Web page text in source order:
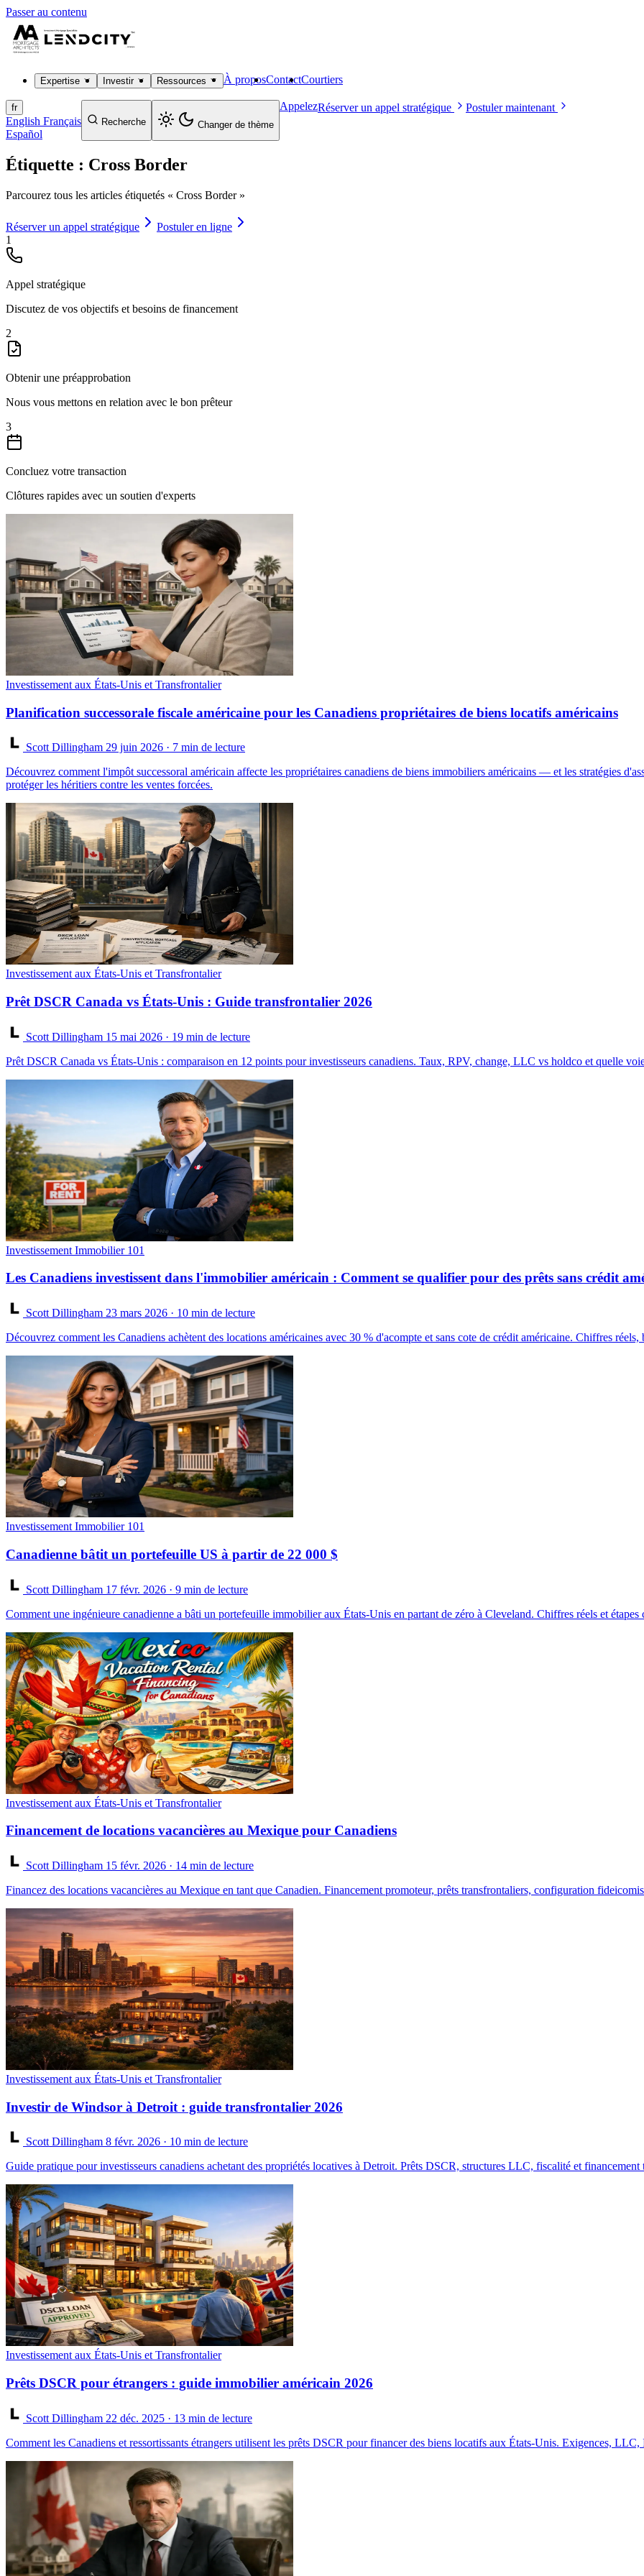
Passer au contenu
Expertise Investir Ressources À proposContactCourtiers
fr
English Français
Español
Recherche Changer de thème
AppelezRéserver un appel stratégique Postuler maintenant
Étiquette : Cross Border
Parcourez tous les articles étiquetés « Cross Border »
Réserver un appel stratégique
Postuler en ligne
1
Appel stratégique
Discutez de vos objectifs et besoins de financement
2
Obtenir une préapprobation
Nous vous mettons en relation avec le bon prêteur
3
Concluez votre transaction
Clôtures rapides avec un soutien d'experts
Investissement aux États-Unis et Transfrontalier
Planification successorale fiscale américaine pour les Canadiens propriétaires de biens locatifs américains
Scott Dillingham 29 juin 2026 · 7 min de lecture
Découvrez comment l'impôt successoral américain affecte les propriétaires canadiens de biens immobiliers américains — et les stratégies
protéger les héritiers contre les ventes forcées.
Investissement aux États-Unis et Transfrontalier
Prêt DSCR Canada vs États-Unis : Guide transfrontalier 2026
Scott Dillingham 15 mai 2026 · 19 min de lecture
Prêt DSCR Canada vs États-Unis : comparaison en 12 points pour investisseurs canadiens. Taux, RPV, change, LLC vs holdco et quelle
Investissement Immobilier 101
Les Canadiens investissent dans l'immobilier américain : Comment se qualifier pour des prêts sans crédit
Scott Dillingham 23 mars 2026 · 10 min de lecture
Découvrez comment les Canadiens achètent des locations américaines avec 30 % d'acompte et sans cote de crédit américaine. Chiffres réels,
Investissement Immobilier 101
Canadienne bâtit un portefeuille US à partir de 22 000 $
Scott Dillingham 17 févr. 2026 · 9 min de lecture
Comment une ingénieure canadienne a bâti un portefeuille immobilier aux États-Unis en partant de zéro à Cleveland. Chiffres réels et étapes
Investissement aux États-Unis et Transfrontalier
Financement de locations vacancières au Mexique pour Canadiens
Scott Dillingham 15 févr. 2026 · 14 min de lecture
Financez des locations vacancières au Mexique en tant que Canadien. Financement promoteur, prêts transfrontaliers, configuration
Investissement aux États-Unis et Transfrontalier
Investir de Windsor à Detroit : guide transfrontalier 2026
Scott Dillingham 8 févr. 2026 · 10 min de lecture
Guide pratique pour investisseurs canadiens achetant des propriétés locatives à Detroit. Prêts DSCR, structures LLC, fiscalité et financement
Investissement aux États-Unis et Transfrontalier
Prêts DSCR pour étrangers : guide immobilier américain 2026
Scott Dillingham 22 déc. 2025 · 13 min de lecture
Comment les Canadiens et ressortissants étrangers utilisent les prêts DSCR pour financer des biens locatifs aux États-Unis. Exigences,